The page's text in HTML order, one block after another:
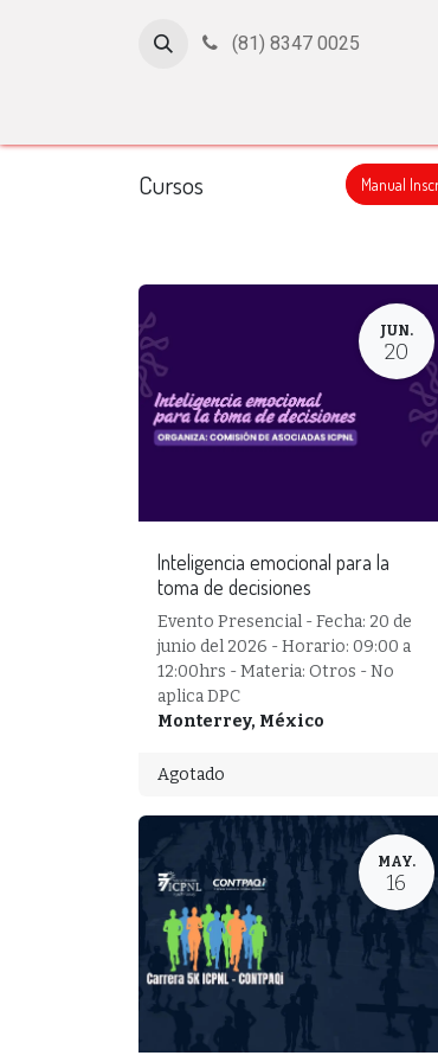
(81) 8347 0025
Cursos Manual
JUN.
20
Inteligencia emocional para la
toma de decisiones
Evento Presencial - Fecha: 20 de
junio del 2026 - Horario: 09:00 a
12:00hrs - Materia: Otros - No
aplica DPC
Monterrey, México
Agotado
MAY.
16